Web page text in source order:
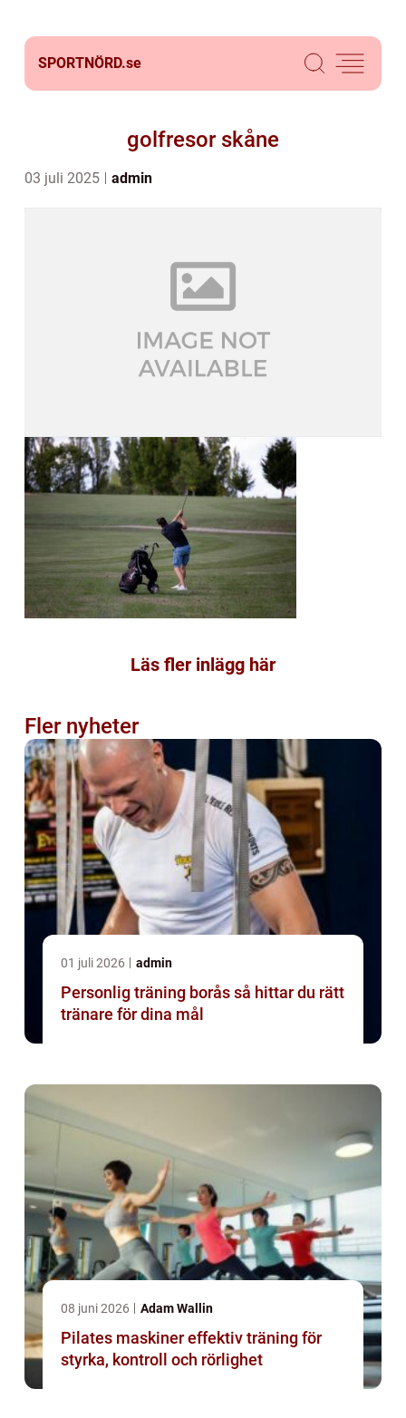
SPORTNÖRD.se
golfresor skåne
03 juli 2025 admin
Läs fler inlägg här
Fler nyheter
01 juli 2026 admin
Personlig träning borås så hittar du rätt
tränare för dina mål
08 juni 2026 Adam Wallin
Pilates maskiner effektiv träning för
styrka, kontroll och rörlighet